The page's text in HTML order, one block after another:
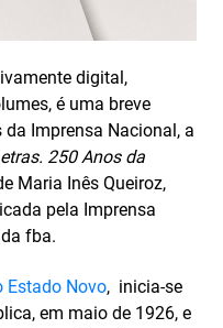
digital,
é uma breve
Imprensa Nacional, a
250 Anos da
Maria Inês Queiroz,
pela Imprensa
fba.
Estado Novo, inicia-se
em maio de 1926, e